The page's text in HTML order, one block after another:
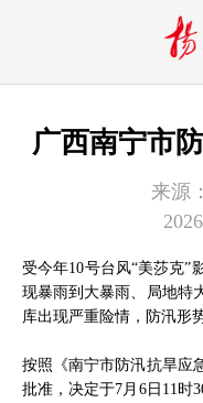
广西南宁市
来源：
受今年10号台风“美莎克”
现暴雨到大暴雨、局地特
库出现严重险情，防汛形
按照《南宁市防汛抗旱应
批准，决定于7月6日11时